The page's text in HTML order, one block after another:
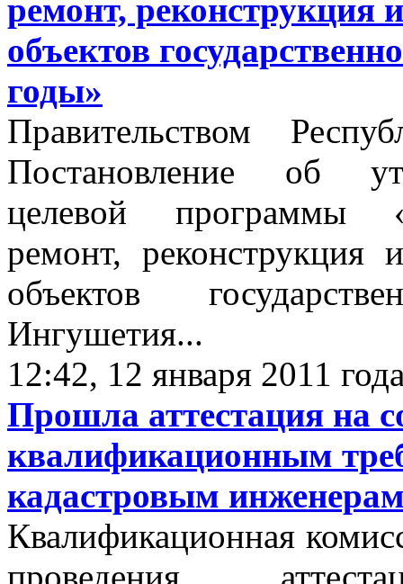
ремонт, реконструкция
объектов
годы»
Правительством
Постановление об
целевой программы
ремонт, реконструкция
объектов
Ингушетия...
12:42, 12 января 2011
Прошла аттестация на
квалификационным
кадастровым
Квалификационная